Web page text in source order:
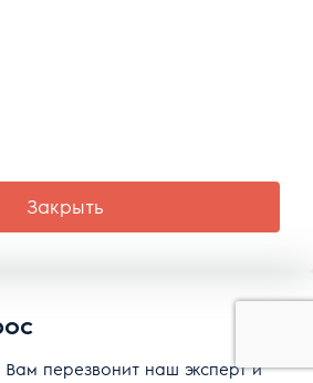
Закрыть
Вам перезвонит наш эксперт и